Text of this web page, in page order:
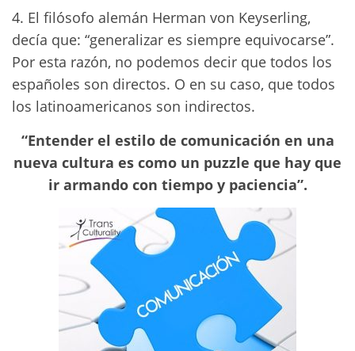
4. El filósofo alemán Herman von Keyserling,
decía que: “generalizar es siempre equivocarse”.
Por esta razón, no podemos decir que todos los
españoles son directos. O en su caso, que todos
los latinoamericanos son indirectos.
“Entender el estilo de comunicación en una
nueva cultura es como un puzzle que hay que
ir armando con tiempo y paciencia”.